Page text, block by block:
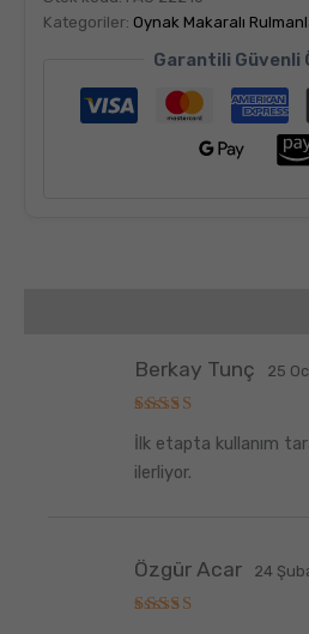
Kategoriler: Oynak Makaralı
Garantili Güvenli
üzerinden
5
oy aldı
Berkay Tunç 25
İlk etapta kullanım
ilerliyor.
Özgür Acar 24